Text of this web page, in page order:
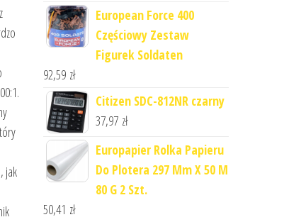
jak
European Force 400
Częściowy Zestaw
Figurek Soldaten
92,59 zł
Citizen SDC-812NR czarny
37,97 zł
Europapier Rolka Papieru
Do Plotera 297 Mm X 50 M
80 G 2 Szt.
50,41 zł